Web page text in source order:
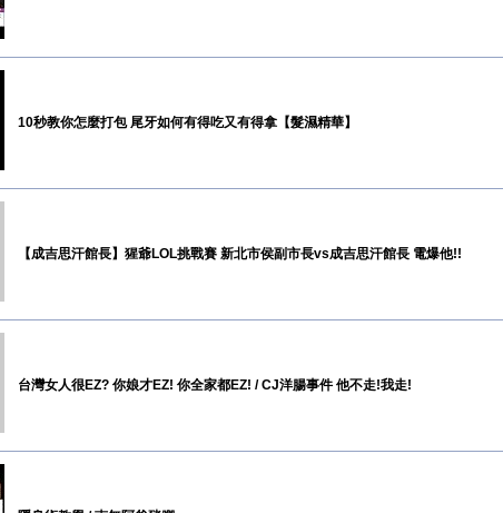
10秒教你怎麼打包 尾牙如何有得吃又有得拿【髮濕精華】
【成吉思汗館長】猩爺LOL挑戰賽 新北市侯副市長vs成吉思汗館長 電爆他!!
台灣女人很EZ? 你娘才EZ! 你全家都EZ! / CJ洋腸事件 他不走!我走!